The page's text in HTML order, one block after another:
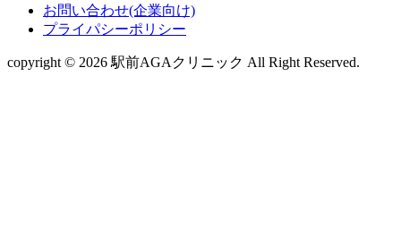
お問い合わせ(企業向け)
プライパシーポリシー
copyright © 2026 駅前AGAクリニック All Right Reserved.